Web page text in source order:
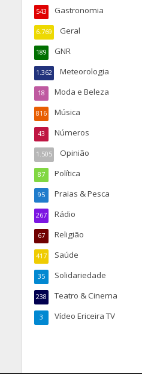
Gastronomia
543
Geral
6.769
GNR
189
Meteorologia
1.362
Moda e Beleza
18
Música
816
Números
43
Opinião
1.505
Política
87
Praias & Pesca
95
Rádio
267
Religião
67
Saúde
417
Solidariedade
35
Teatro & Cinema
238
Vídeo Ericeira TV
3